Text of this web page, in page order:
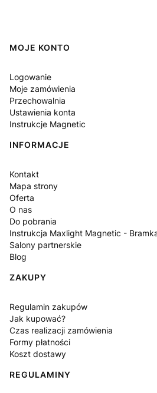
Linki w stopce
MOJE KONTO
Logowanie
Moje zamówienia
Przechowalnia
Ustawienia konta
Instrukcje Magnetic
INFORMACJE
Kontakt
Mapa strony
Oferta
O nas
Do pobrania
Instrukcja Maxlight Magnetic -
Salony partnerskie
Blog
ZAKUPY
Regulamin zakupów
Jak kupować?
Czas realizacji zamówienia
Formy płatności
Koszt dostawy
REGULAMINY